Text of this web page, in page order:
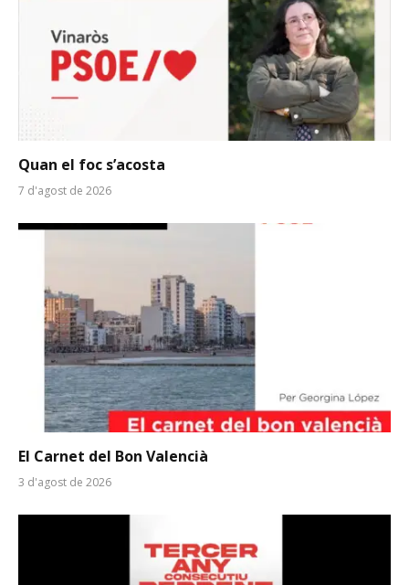
Quan el foc s’acosta
7 d'agost de 2026
El Carnet del Bon Valencià
3 d'agost de 2026